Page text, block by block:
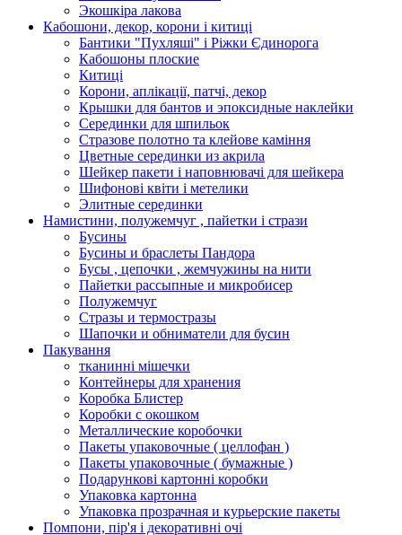
Экошкiра лакова
Кабошони, декор, корони і китиці
Бантики "Пухляші" і Ріжки Єдинорога
Кабошоны плоские
Китиці
Корони, аплікації, патчі, декор
Крышки для бантов и эпоксидные наклейки
Серединки для шпильок
Стразове полотно та клейове каміння
Цветные серединки из акрила
Шейкер пакети і наповнювачі для шейкера
Шифонові квіти і метелики
Элитные серединки
Намистини, полужемчуг , пайетки і стрази
Бусины
Бусины и браслеты Пандора
Бусы , цепочки , жемчужины на нити
Пайетки рассыпные и микробисер
Полужемчуг
Стразы и термостразы
Шапочки и обниматели для бусин
Пакування
тканинні мішечки
Контейнеры для хранения
Коробка Блистер
Коробки с окошком
Металлические коробочки
Пакеты упаковочные ( целлофан )
Пакеты упаковочные ( бумажные )
Подарункові картонні коробки
Упаковка картонна
Упаковка прозрачная и курьерские пакеты
Помпони, пір'я і декоративні очі